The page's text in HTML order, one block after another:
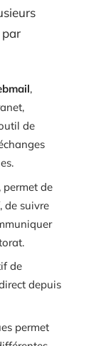
par
,
de
permet de
de suivre
de
depuis
permet